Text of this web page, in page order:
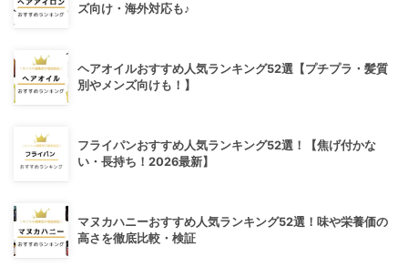
ズ向け・海外対応も♪
ヘアオイルおすすめ人気ランキング52選【プチプラ・髪質
別やメンズ向けも！】
フライパンおすすめ人気ランキング52選！【焦げ付かな
い・長持ち！2026最新】
マヌカハニーおすすめ人気ランキング52選！味や栄養価の
高さを徹底比較・検証